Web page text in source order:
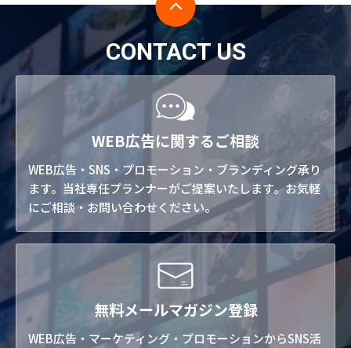
CONTACT US
WEB広告に関するご相談
WEB広告・SNS・プロモーション・ブランディング承り
ます。当社専任プランナーがご提案いたします。お気軽
にご相談・お問い合わせください。
無料メールマガジン登録
WEB広告・マーケティング・プロモーションからSNS活